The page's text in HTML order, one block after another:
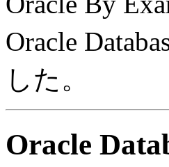
Oracle
した。
Oracle